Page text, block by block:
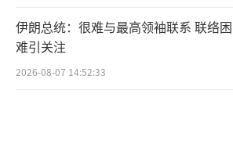
伊朗总统：很难与最高领袖联系 联络困
难引关注
2026-08-07 14:52:33